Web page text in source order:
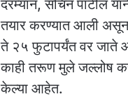
दरम्यान, सचिन पाटील
तयार करण्यात आली
ते २५ फुटापर्यंत वर जाते
काही तरूण मुले जल्लोष
केल्या आहेत.